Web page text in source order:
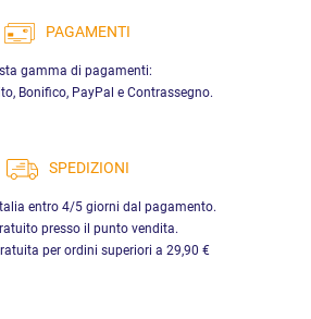
PAGAMENTI
gamma di pagamenti:
Bonifico, PayPal e Contrassegno.
SPEDIZIONI
entro 4/5 giorni dal pagamento.
presso il punto vendita.
per ordini superiori a 29,90 €